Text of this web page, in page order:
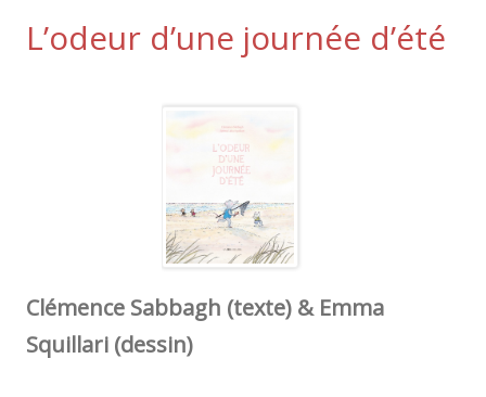
L’odeur d’une journée d’été
Clémence Sabbagh (texte) & Emma
Squillari (dessin)